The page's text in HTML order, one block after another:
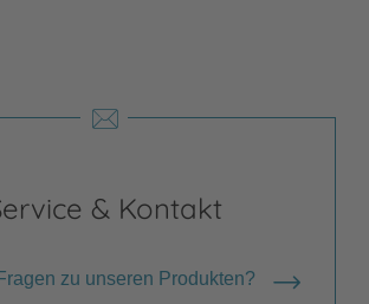
& Kontakt
zu unseren Produkten?